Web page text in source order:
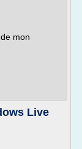
mon
Live